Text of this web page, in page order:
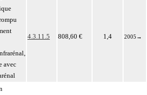
avec
4.3.11.5 808,60 € 1,4 2005 →